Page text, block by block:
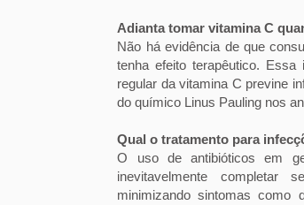
Adianta tomar vitamina C
Não há evidência de que
tenha efeito terapêutico.
regular da vitamina C previne
do químico Linus Pauling nos
Qual o tratamento para
O uso de antibióticos em
inevitavelmente completar
minimizando sintomas como